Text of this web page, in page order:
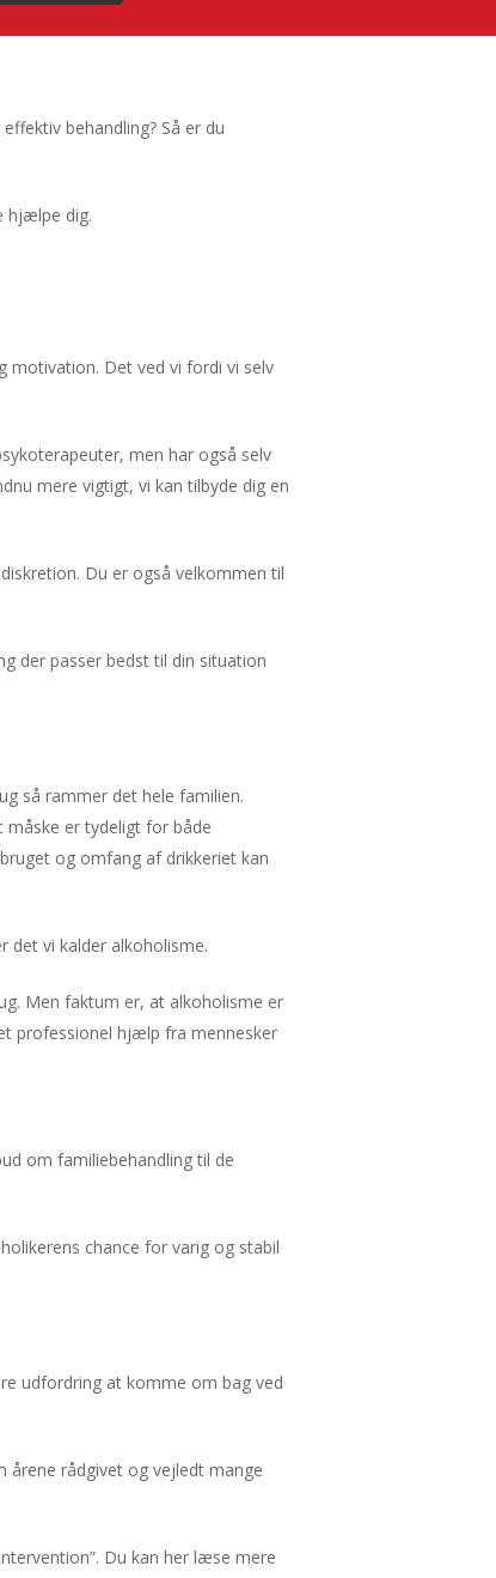
behandling? Så er du
hjælpe dig.
motivation. Det ved vi fordi vi selv
men har også selv
mere vigtigt, vi kan tilbyde dig en
Du er også velkommen til
der passer bedst til din situation
så rammer det hele familien.
er tydeligt for både
og omfang af drikkeriet kan
vi kalder alkoholisme.
Men faktum er, at alkoholisme er
professionel hjælp fra mennesker
om familiebehandling til de
chance for varig og stabil
udfordring at komme om bag ved
rådgivet og vejledt mange
Du kan her læse mere